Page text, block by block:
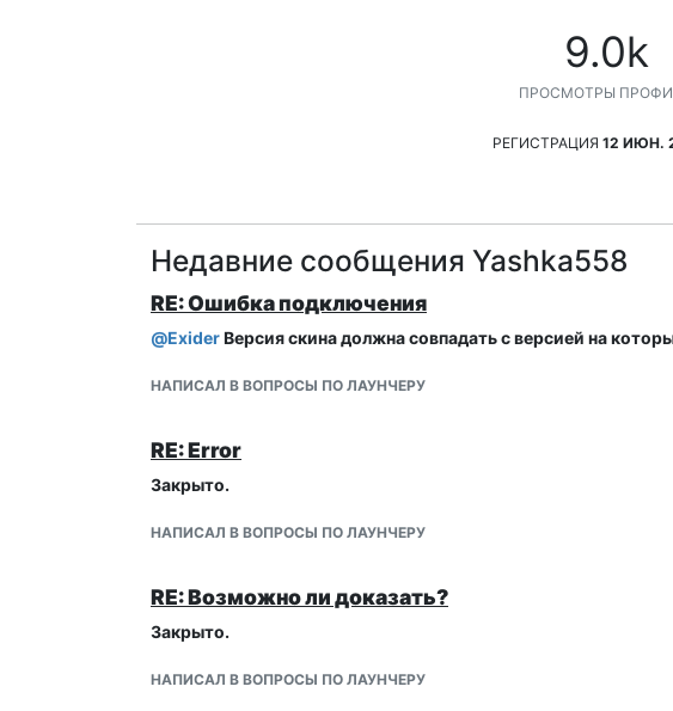
9.0k
ПРОСМОТРЫ
РЕГИСТРАЦИЯ 12 ИЮН.
Недавние сообщения Yashka558
RE: Ошибка подключения
@ExiderВерсия скина должна совпадать с версией на
НАПИСАЛ В ВОПРОСЫ ПО ЛАУНЧЕРУ
RE: Error
Закрыто.
НАПИСАЛ В ВОПРОСЫ ПО ЛАУНЧЕРУ
RE: Возможно ли доказать?
Закрыто.
НАПИСАЛ В ВОПРОСЫ ПО ЛАУНЧЕРУ